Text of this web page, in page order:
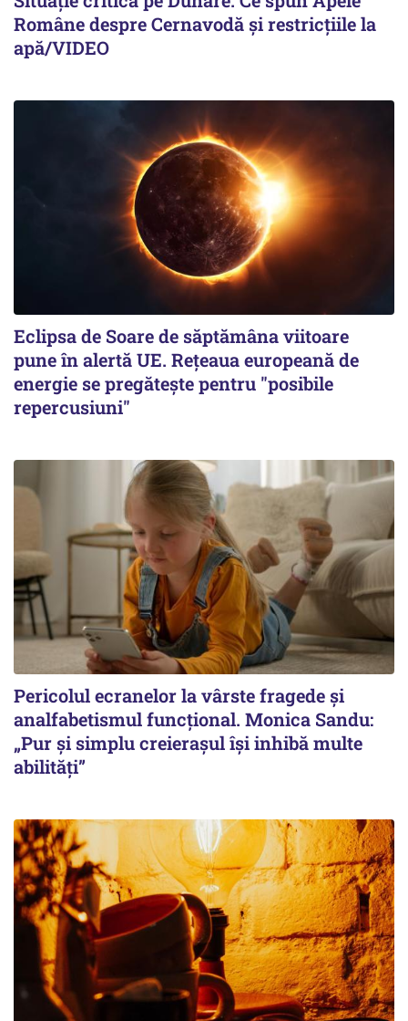
Române despre Cernavodă și restricțiile la
apă/VIDEO
Eclipsa de Soare de săptămâna viitoare
pune în alertă UE. Rețeaua europeană de
energie se pregătește pentru "posibile
repercusiuni"
Pericolul ecranelor la vârste fragede și
analfabetismul funcțional. Monica Sandu:
„Pur și simplu creierașul își inhibă multe
abilități”